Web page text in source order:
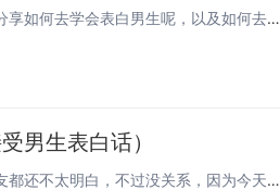
各位老铁们，大家好，今天由我来为大家分享如何去学会表白男生呢，以及如何去学会表白男生呢的相关问题知识，希望对大家有所帮助。如果可以帮助到大家，还望关注搜藏下本站，您的支持是我们最大的动力，谢谢大家了哈，下面我们开始吧！ 如何表白男生？ 1、...
男生表白话）
大家好，关于如何接受男生表白话很多朋友都还不太明白，不过没关系，因为今天小编就来为大家分享关于如何接受男生表白话的知识点，相信应该可以解决大家的一些困惑和问题，如果碰巧可以解决您的问题，还望关注下本站哦，希望对各位有所帮助！ 如何高情商的答...